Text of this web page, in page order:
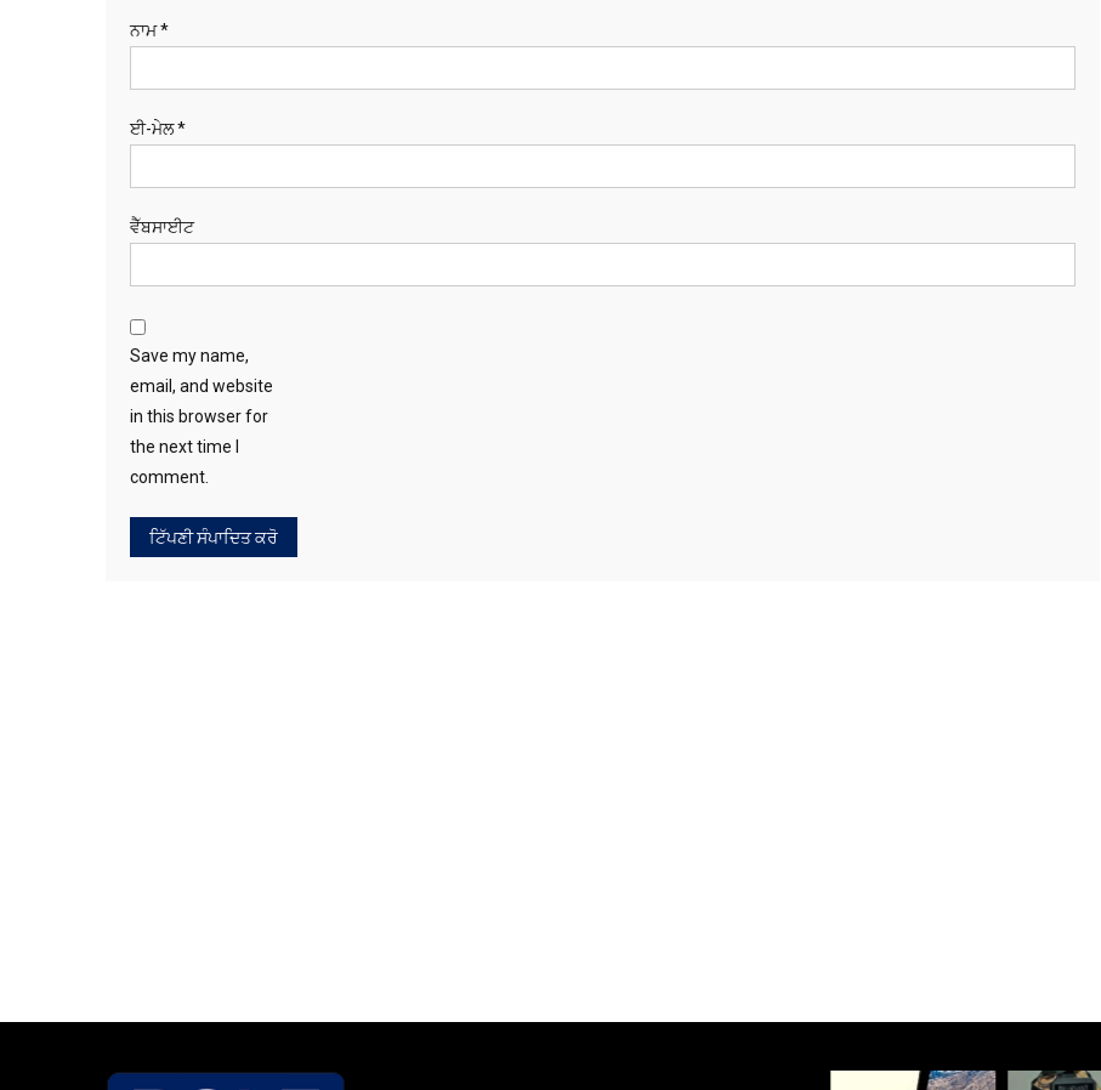
ਨਾਮ*
ਈ-ਮੇਲ*
ਵੈੱਬਸਾਈਟ
Save my name,
email, and website
in this browser for
the next time I
comment.